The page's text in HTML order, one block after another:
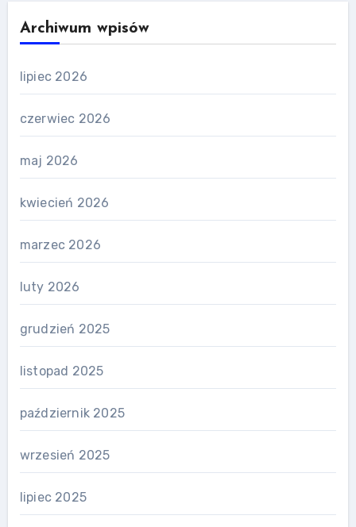
Archiwum wpisów
lipiec 2026
czerwiec 2026
maj 2026
kwiecień 2026
marzec 2026
luty 2026
grudzień 2025
listopad 2025
październik 2025
wrzesień 2025
lipiec 2025